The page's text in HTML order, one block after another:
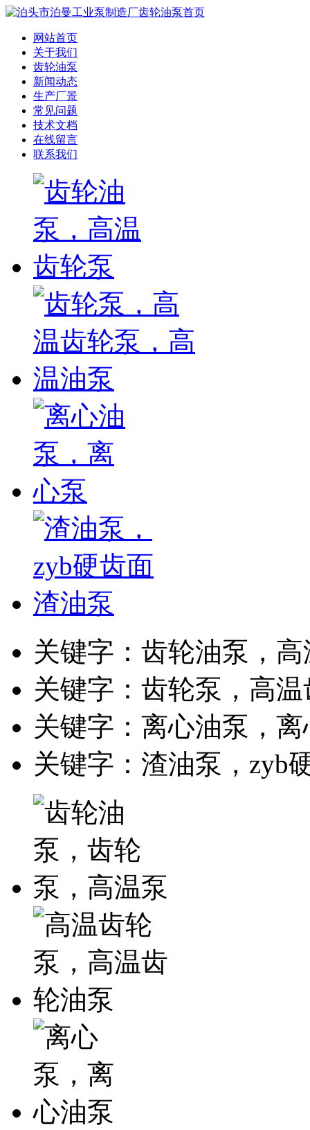
网站首页
关于我们
齿轮油泵
新闻动态
生产厂景
常见问题
技术文档
在线留言
联系我们
关键字：齿轮油泵，
关键字：齿轮泵，高
关键字：离心油泵，
关键字：渣油泵，zyb